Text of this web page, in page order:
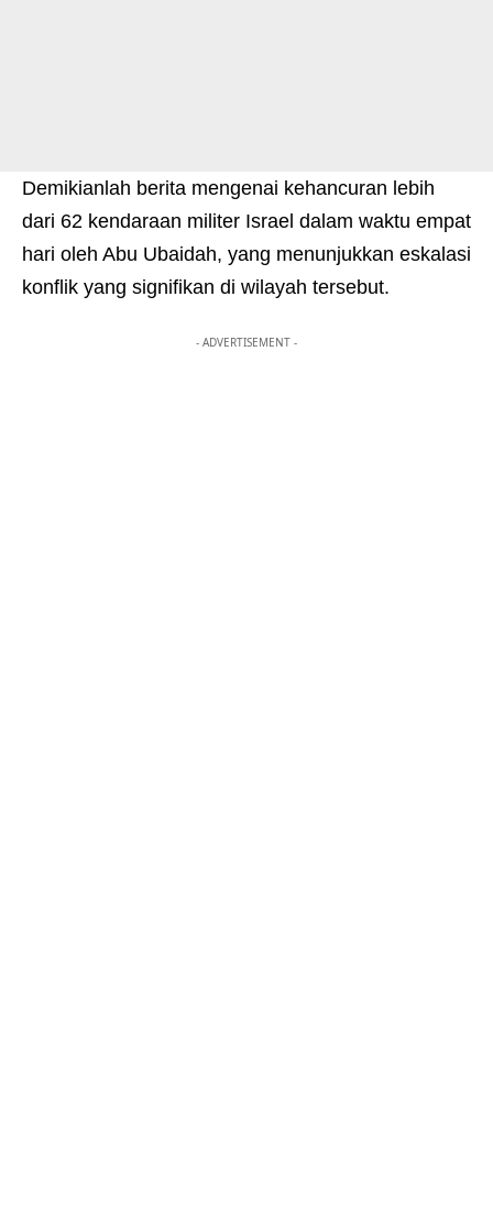
Demikianlah berita mengenai kehancuran lebih
dari 62 kendaraan militer Israel dalam waktu empat
hari oleh Abu Ubaidah, yang menunjukkan eskalasi
konflik yang signifikan di wilayah tersebut.
- ADVERTISEMENT -